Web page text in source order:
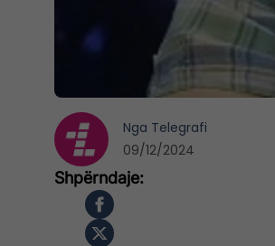
Nga Telegrafi
09/12/2024